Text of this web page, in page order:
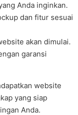
Anda inginkan.
dan fitur sesuai
akan dimulai.
garansi
website
yang siap
Anda.